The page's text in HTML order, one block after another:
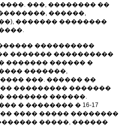
���, �������� ��
������,
������� ��������
����������
������� ����������
������� ������ �
�������,
���. ������ ��
��������� �������
������� ������.
� �������� � 16-17
���� ����� ��������
�����, ������